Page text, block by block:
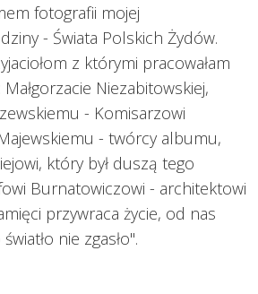
fotografii mojej
- Świata Polskich Żydów.
z którymi pracowałam
Niezabitowskiej,
- Komisarzowi
- twórcy albumu,
który był duszą tego
Burnatowiczowi - architektowi
przywraca życie, od nas
nie zgasło".